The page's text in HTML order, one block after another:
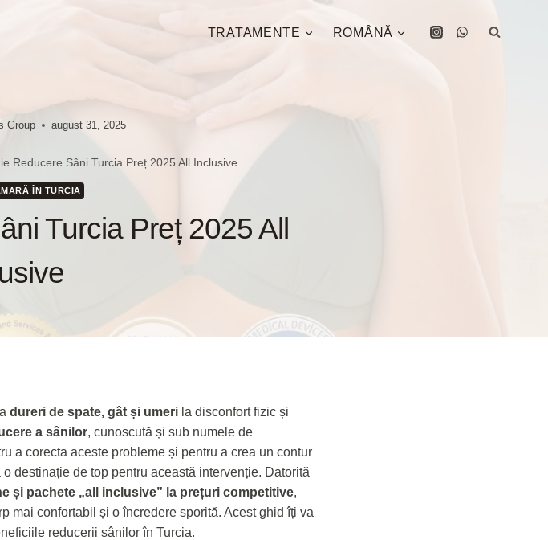
TRATAMENTE ROMÂNĂ
Group august 31, 2025
Reducere Sâni Turcia Preț 2025 All Inclusive
ÎN TURCIA
Turcia Preț 2025 All
dureri de spate, gât și umeri la disconfort fizic și
a sânilor, cunoscută și sub numele de
a corecta aceste probleme și pentru a crea un contur
o destinație de top pentru această intervenție. Datorită
și pachete „all inclusive” la prețuri competitive,
mai confortabil și o încredere sporită. Acest ghid îți va
reducerii sânilor în Turcia.